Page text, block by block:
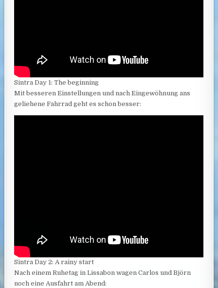
Sintra Day 1: The beginning
Mit besseren Einstellungen und nach Eingewöhnung ans
geliehene Fahrrad geht es schon besser:
Sintra Day 2: A rainy start
Nach einem Ruhetag in Lissabon wagen Carlos und Björn
noch eine Ausfahrt am Abend: